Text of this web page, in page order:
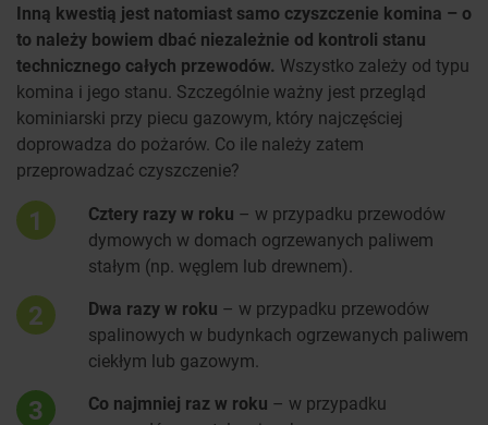
Inną kwestią jest natomiast samo czyszczenie komina – o
to należy bowiem dbać niezależnie od kontroli stanu
technicznego całych przewodów. Wszystko zależy od typu
komina i jego stanu. Szczególnie ważny jest przegląd
kominiarski przy piecu gazowym, który najczęściej
doprowadza do pożarów. Co ile należy zatem
przeprowadzać czyszczenie?
1 Cztery razy w roku – w przypadku przewodów
dymowych w domach ogrzewanych paliwem
stałym (np. węglem lub drewnem).
2 Dwa razy w roku – w przypadku przewodów
spalinowych w budynkach ogrzewanych paliwem
ciekłym lub gazowym.
3 Co najmniej raz w roku – w przypadku